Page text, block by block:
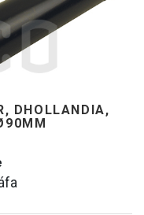
DHOLLANDIA,